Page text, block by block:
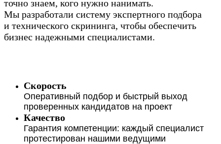
Подберем программиста
специально под ваш проект.
точно знаем, кого нужно нанимать.
Мы разработали систему экспертного подбора
и технического скрининга, чтобы обеспечить
бизнес надежными специалистами.
Скорость
Оперативный подбор и быстрый выход
проверенных кандидатов на проект
Качество
Гарантия компетенции: каждый специалист
протестирован нашими ведущими